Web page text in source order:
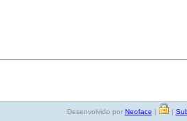
Desenvolvido por Neoface | |